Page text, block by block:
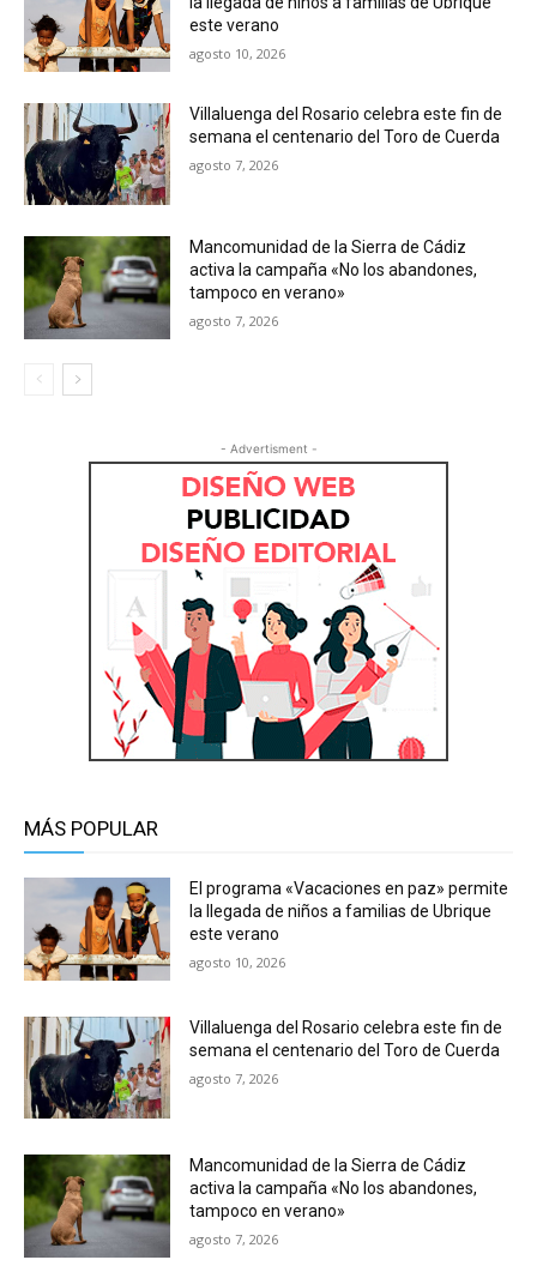
este verano
agosto 10, 2026
Villaluenga del Rosario celebra este fin de
semana el centenario del Toro de Cuerda
agosto 7, 2026
Mancomunidad de la Sierra de Cádiz
activa la campaña «No los abandones,
tampoco en verano»
agosto 7, 2026
- Advertisment -
MÁS POPULAR
El programa «Vacaciones en paz» permite
la llegada de niños a familias de Ubrique
este verano
agosto 10, 2026
Villaluenga del Rosario celebra este fin de
semana el centenario del Toro de Cuerda
agosto 7, 2026
Mancomunidad de la Sierra de Cádiz
activa la campaña «No los abandones,
tampoco en verano»
agosto 7, 2026